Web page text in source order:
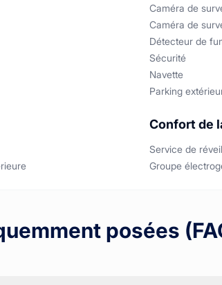
Caméra de
Caméra de
Détecteur de
Sécurité
Navette
Parking
Confort de
Service de réveil
Groupe
posées